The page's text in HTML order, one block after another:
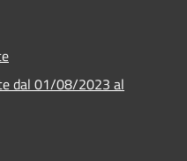
dal 01/08/2023 al